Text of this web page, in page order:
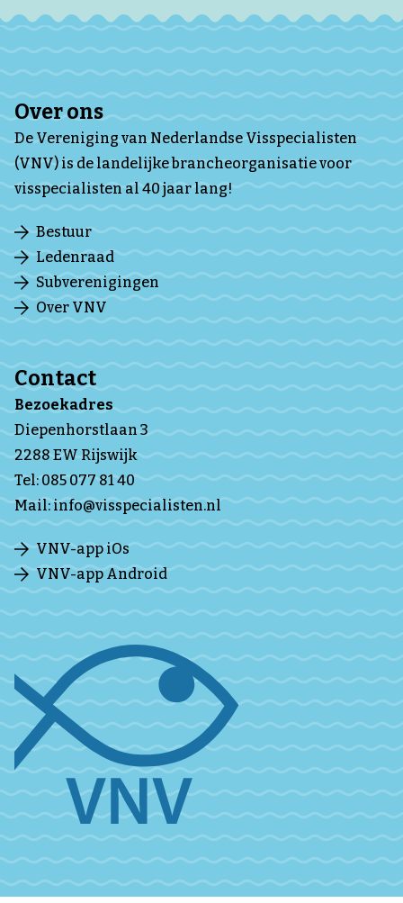
Over ons
De Vereniging van Nederlandse Visspecialisten
(VNV) is de landelijke brancheorganisatie voor
visspecialisten al 40 jaar lang!
Bestuur
Ledenraad
Subverenigingen
Over VNV
Contact
Bezoekadres
Diepenhorstlaan 3
2288 EW Rijswijk
Tel:085 077 81 40
Mail:info@visspecialisten.nl
VNV-app iOs
VNV-app Android